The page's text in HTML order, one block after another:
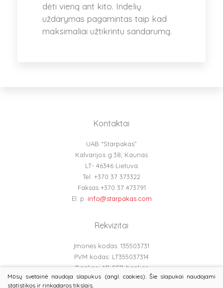
dėti vieną ant kito. Indelių
uždarymas pagamintas taip kad
maksimaliai užtikrintu sandarumą.
Kontaktai
UAB “Starpakas”
Kalvarijos g.38, Kaunas
LT- 46346 Lietuva
Tel. +370 37 373322
Faksas +370 37 473791
El. p. info@starpakas.com
Rekvizitai
Įmonės kodas: 135503731
PVM kodas: LT355037314
Bankas: AB SEB bankas
Banko kodas: 70440
Mūsų svetainė naudoja slapukus (angl. cookies). Šie slapukai naudojami
statistikos ir rinkodaros tikslais.